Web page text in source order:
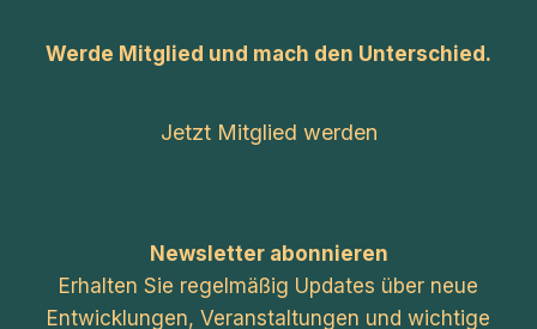
Werde Mitglied und mach den Unterschied.
Jetzt Mitglied werden
Newsletter abonnieren
Erhalten Sie regelmäßig Updates über neue
Entwicklungen, Veranstaltungen und wichtige